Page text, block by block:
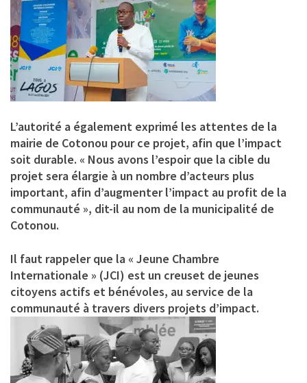
L’autorité a également exprimé les attentes de la
mairie de Cotonou pour ce projet, afin que l’impact
soit durable. « Nous avons l’espoir que la cible du
projet sera élargie à un nombre d’acteurs plus
important, afin d’augmenter l’impact au profit de la
communauté », dit-il au nom de la municipalité de
Cotonou.
Il faut rappeler que la « Jeune Chambre
Internationale » (JCI) est un creuset de jeunes
citoyens actifs et bénévoles, au service de la
communauté à travers divers projets d’impact.